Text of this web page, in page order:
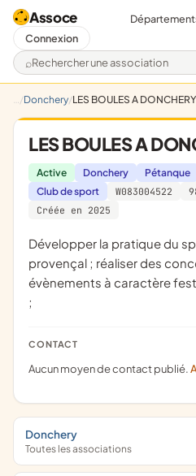
Assoce
Rechercher une association
Connexion
Donchery LES BOULES A DONCHERY
LES BOULES A
Active Donchery Pétanque
Club de sport
W083004522
Créée en 2025
développer la pratique du sport pétanque et jeu
provençal ; réaliser des
évènements à caractère
;
CONTACT
Aucun moyen de contact publié.
Donchery
Toutes les associations